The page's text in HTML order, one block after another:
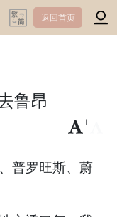
返回首页
鲁昂
+
普罗旺斯、蔚